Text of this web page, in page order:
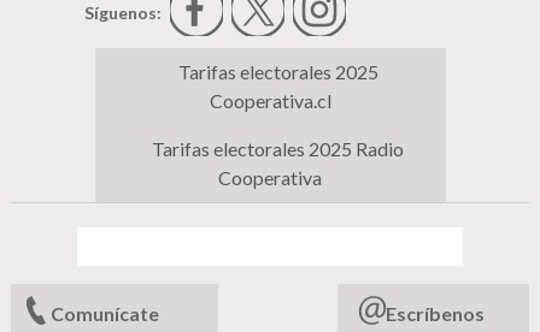
Síguenos:
Tarifas electorales 2025
Cooperativa.cl
Tarifas electorales 2025 Radio
Cooperativa
Comunícate Escríbenos